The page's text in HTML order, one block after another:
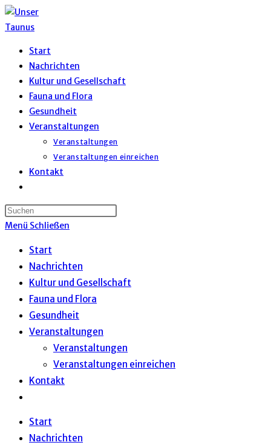
Zum
Inhalt
Start
Nachrichten
Kultur und Gesellschaft
Fauna und Flora
Gesundheit
Veranstaltungen
Veranstaltungen
Veranstaltungen einreichen
Kontakt
umschalten
Menü Schließen
Start
Nachrichten
Kultur und Gesellschaft
Fauna und Flora
Gesundheit
Veranstaltungen
Veranstaltungen
Veranstaltungen einreichen
Kontakt
umschalten
Start
Nachrichten